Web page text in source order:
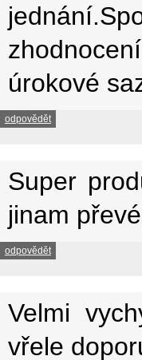
úrokové
odpovědět
Super
jinam
odpovědět
Velmi
vřele